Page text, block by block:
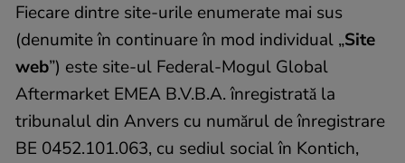
Fiecare dintre site-urile enumerate mai sus
(denumite în continuare în mod individual „Site
web”) este site-ul Federal-Mogul Global
Aftermarket EMEA B.V.B.A. înregistrată la
tribunalul din Anvers cu numărul de înregistrare
BE 0452.101.063, cu sediul social în Kontich,